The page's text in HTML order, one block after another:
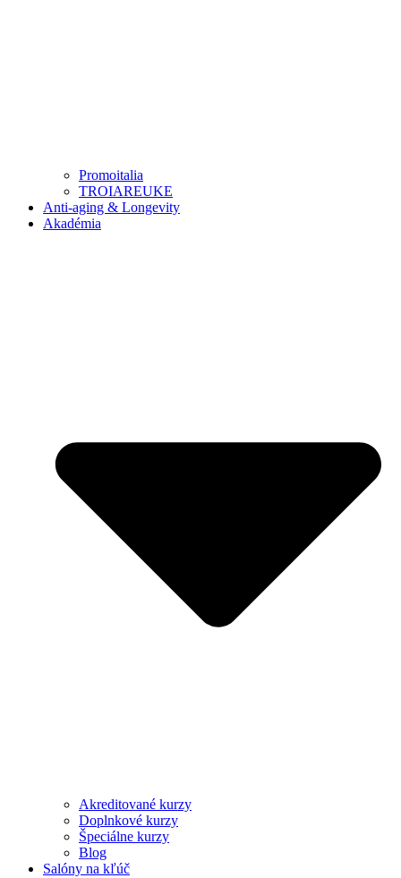
Promoitalia
TROIAREUKE
Anti-aging & Longevity
Akadémia
Akreditované kurzy
Doplnkové kurzy
Špeciálne kurzy
Blog
Salóny na kľúč